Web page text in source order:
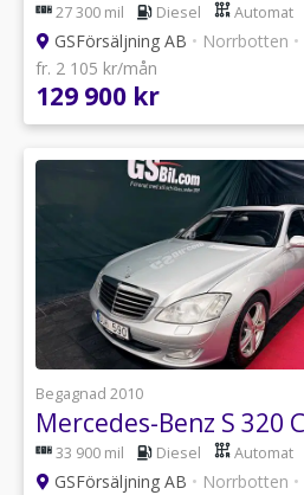
27 300 mil Diesel Automat
GSFörsäljning AB • Norrbotten •
fr. 2 105 kr/mån
129 900 kr
Begagnad 2010
33 900 mil Diesel Automat
GSFörsäljning AB • Norrbotten •